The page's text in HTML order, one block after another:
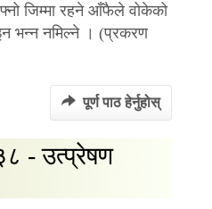
जिम्मा रहने आँफैले वोकेको
भन्न नमिल्ने । (प्रकरण
पूर्ण पाठ हेर्नुहोस्
- उत्प्रेषण